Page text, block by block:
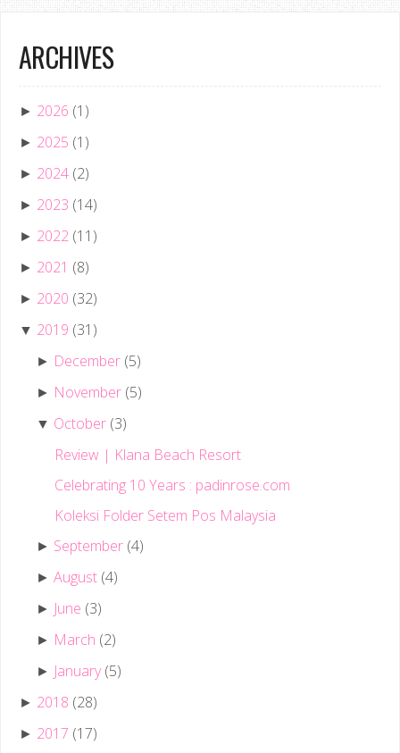
ARCHIVES
► 2026 (1)
► 2025 (1)
► 2024 (2)
► 2023 (14)
► 2022 (11)
► 2021 (8)
► 2020 (32)
▼ 2019 (31)
► December (5)
► November (5)
▼ October (3)
Review | Klana Beach Resort
Celebrating 10 Years : padinrose.com
Koleksi Folder Setem Pos Malaysia
► September (4)
►August (4)
► June (3)
► March (2)
► January (5)
► 2018 (28)
► 2017 (17)